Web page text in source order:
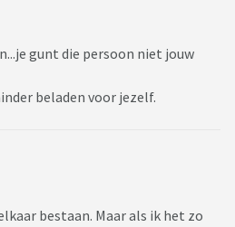
gunt die persoon niet jouw
beladen voor jezelf.
bestaan. Maar als ik het zo